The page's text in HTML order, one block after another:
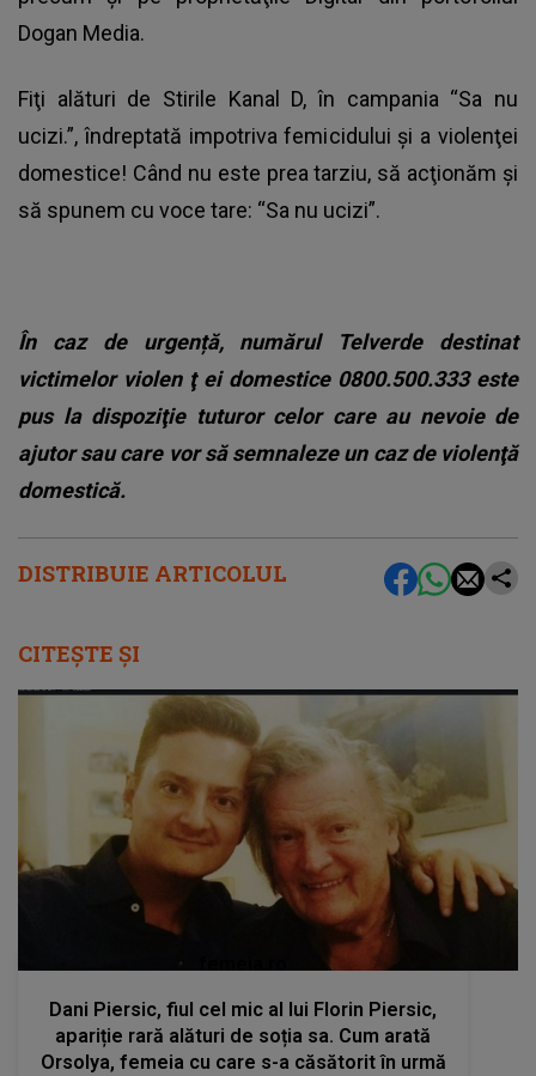
DISTRIBUIE ARTICOLUL
Dogan Media.
Fiţi alături de Stirile Kanal D, în campania “Sa nu
ucizi.”, îndreptată impotriva femicidului şi a violenţei
domestice! Când nu este prea tarziu, să acţionăm şi
să spunem cu voce tare: “Sa nu ucizi”.
În caz de urgență, numărul Telverde destinat
victimelor violen ţ ei domestice 0800.500.333 este
pus la dispoziţie tuturor celor care au nevoie de
ajutor sau care vor să semnaleze un caz de violenţă
domestică.
CITEȘTE ȘI
Dani Piersic, fiul cel mic al lui Florin Piersic,
apariție rară alături de soția sa. Cum arată
Orsolya, femeia cu care s-a căsătorit în urmă